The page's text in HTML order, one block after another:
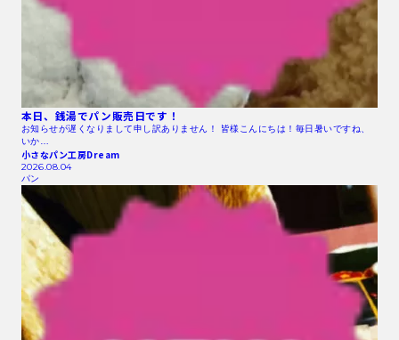
本日、銭湯でパン販売日です！
お知らせが遅くなりまして申し訳ありません！ 皆様こんにちは！毎日暑いですね、
いか…
小さなパン工房Dream
2026.08.04
パン